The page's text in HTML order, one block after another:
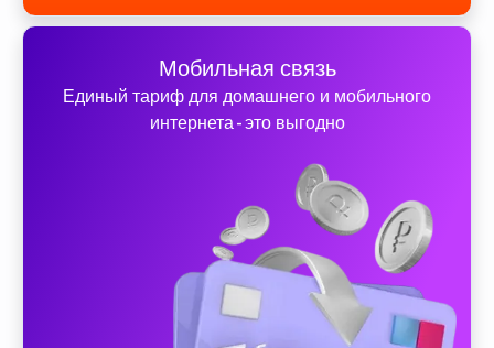
Мобильная связь
Единый тариф для домашнего и мобильного
интернета - это выгодно